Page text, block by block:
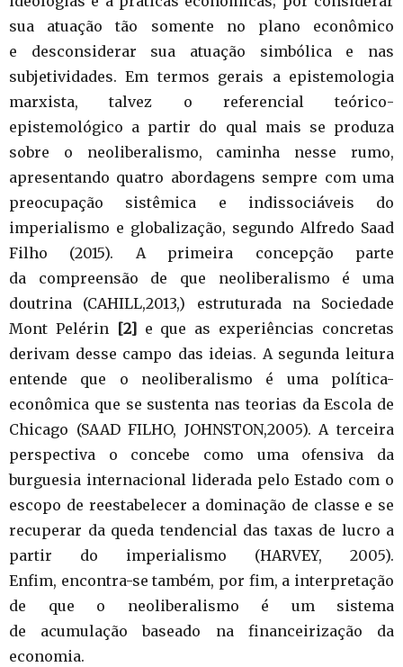
sua atuação tão somente no plano econômico
e desconsiderar sua atuação simbólica e nas
subjetividades. Em termos gerais a epistemologia
marxista, talvez o referencial teórico-
epistemológico a partir do qual mais se produza
sobre o neoliberalismo, caminha nesse rumo,
apresentando quatro abordagens sempre com uma
preocupação sistêmica e indissociáveis do
imperialismo e globalização, segundo Alfredo Saad
Filho (2015). A primeira concepção parte
da compreensão de que neoliberalismo é uma
doutrina (CAHILL,2013,) estruturada na Sociedade
Mont Pelérin
[2]
e que as experiências concretas
derivam desse campo das ideias. A segunda leitura
entende que o neoliberalismo é uma política-
econômica que se sustenta nas teorias da Escola de
Chicago (SAAD FILHO, JOHNSTON,2005). A terceira
perspectiva o concebe como uma ofensiva da
burguesia internacional liderada pelo Estado com o
escopo de reestabelecer a dominação de classe e se
recuperar da queda tendencial das taxas de lucro a
partir do imperialismo (HARVEY, 2005).
Enfim, encontra-se também, por fim, a interpretação
de que o neoliberalismo é um sistema
de acumulação baseado na financeirização da
economia.